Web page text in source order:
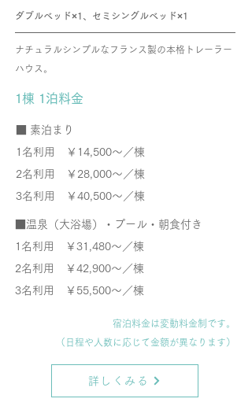
ダブルベッド×1、セミシングルベッド×1
ナチュラルシンプルなフランス製の本格トレーラー
ハウス。
1棟 1泊料金
​■ 素泊まり
1名利用 ￥14,500～／棟
2名利用 ￥28,000～／棟
3名利用 ￥40,500～／棟
​■温泉（大浴場）・プール・朝食付き
1名利用
￥31,480～／棟
2名利用 ￥42,900～／棟
3名利用 ￥55,500～／棟
宿泊料金は変動料金制です。
（日程や人数に応じて 金額が異なります）
詳しくみる